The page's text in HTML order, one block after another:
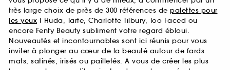
très large choix de près de 300 références de palettes pour
les yeux ! Huda, Tarte, Charlotte Tilbury, Too Faced ou
encore Fenty Beauty subliment votre regard ébloui.
Nouveautés et incontournables sont ici réunis pour vous
inviter à plonger au cœur de la beauté autour de fards
mats, satinés, irisés ou pailletés. A vous de créer les plus